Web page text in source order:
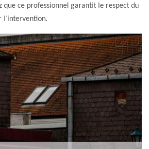
que ce professionnel garantit le respect du
l'intervention.